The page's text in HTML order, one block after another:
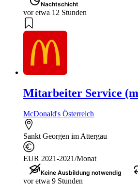
Nachtschicht
vor etwa 12 Stunden
Mitarbeiter Service
McDonald's Österreich
Sankt Georgen im Attergau
EUR 2021-2021/Monat
Keine Ausbildung notwendig
vor etwa 9 Stunden